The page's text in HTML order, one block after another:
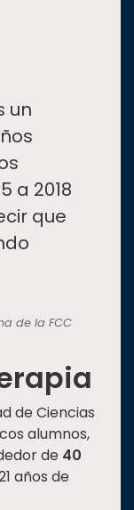
un
a 2018
que
de la FCC
de Ciencias
alumnos,
de 40
años de